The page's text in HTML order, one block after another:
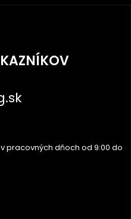
pracovných dňoch od 9:00 do